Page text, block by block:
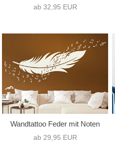
ab 32,95 EUR
Wandtattoo Feder mit Noten
ab 29,95 EUR